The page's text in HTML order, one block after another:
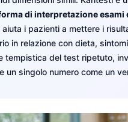
di interpretazione esami
aiuta i pazienti a mettere i
in relazione con dieta,
tempistica del test ripetuto,
un singolo numero come un